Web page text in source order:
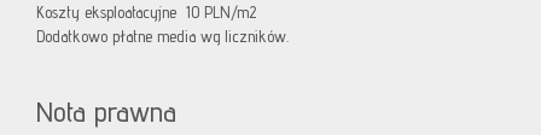
Koszty eksploatacyjne 10 PLN/m2
Dodatkowo płatne media wg liczników.
Nota prawna